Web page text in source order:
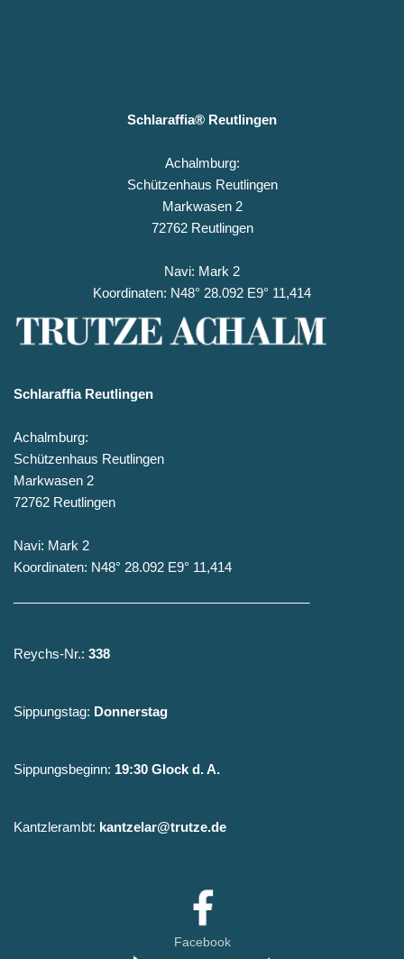
Schlaraffia® Reutlingen
Achalmburg:
Schützenhaus Reutlingen
Markwasen 2
72762 Reutlingen
Navi: Mark 2
Koordinaten: N48° 28.092 E9° 11,414
Schlaraffia Reutlingen
Achalmburg:
Schützenhaus Reutlingen
Markwasen 2
72762 Reutlingen
Navi: Mark 2
Koordinaten: N48° 28.092 E9° 11,414
Reychs-Nr.: 338
Sippungstag: Donnerstag
Sippungsbeginn: 19:30 Glock d. A.
Kantzlerambt: kantzelar@trutze.de
Facebook